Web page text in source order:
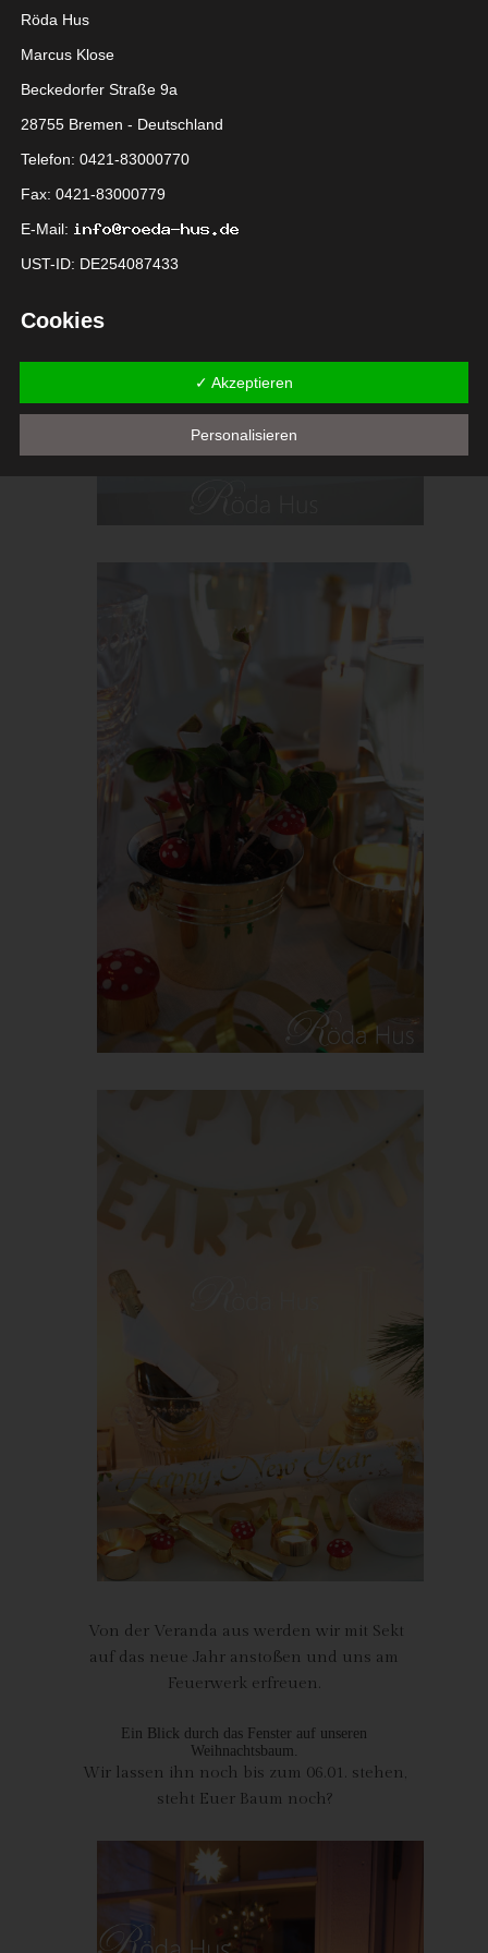
Von der Veranda aus werden wir mit Sekt
auf das neue Jahr anstoßen und uns am
Feuerwerk erfreuen.
Ein Blick durch das Fenster auf unseren
Weihnachtsbaum.
Wir lassen ihn noch bis zum 06.01. stehen,
steht Euer Baum noch?
Röda Hus
Marcus Klose
Beckedorfer Straße 9a
28755 Bremen - Deutschland
Telefon: 0421-83000770
Fax: 0421-83000779
E-Mail:
UST-ID: DE254087433
Cookies
Textdateien, welche über einen Internetbrowser auf einem
Computersystem abgelegt und gespeichert werden.
Zahlreiche Internetseiten und Server verwenden Cookies. Viele
Browser der betroffenen Person von anderen Internetbrowsern,
die andere Cookies enthalten, zu unterscheiden. Ein bestimmter
Durch den Einsatz von Cookies kann den Nutzern dieser
Internetseite nutzerfreundlichere Services bereitstellen, die ohne
die Cookie-Setzung nicht möglich wären.
Mittels eines Cookies können die Informationen und Angebote
auf unserer Internetseite im Sinne des Benutzers optimiert
werden. Cookies ermöglichen uns, wie bereits erwähnt, die
Benutzer unserer Internetseite wiederzuerkennen. Zweck dieser
Wiedererkennung ist es, den Nutzern die Verwendung unserer
Internetseite zu erleichtern. Der Benutzer einer Internetseite, die
Cookies verwendet, muss beispielsweise nicht bei jedem
Besuch der Internetseite erneut seine Zugangsdaten eingeben,
weil dies von der Internetseite und dem auf dem
Computersystem des Benutzers abgelegten Cookie
übernommen wird. Ein weiteres Beispiel ist das Cookie eines
Die betroffene Person kann die Setzung von Cookies durch
unsere Internetseite jederzeit mittels einer entsprechenden
Einstellung des genutzten Internetbrowsers verhindern und
werden. Dies ist in allen gängigen Internetbrowsern möglich.
Deaktiviert die betroffene Person die Setzung von Cookies in
dem genutzten Internetbrowser, sind unter Umständen nicht alle
Funktionen unserer Internetseite vollumfänglich nutzbar.
Erfassung von allgemeinen Daten und
Informationen
Die Internetseite erfasst mit jedem Aufruf der Internetseite durch
eine betroffene Person oder ein automatisiertes System eine
Reihe von allgemeinen Daten und Informationen. Diese
allgemeinen Daten und Informationen werden in den Logfiles
des Servers gespeichert. Erfasst werden können die (1)
zugreifenden System verwendete Betriebssystem, (3) die
Unterwebseiten, welche über ein zugreifendes System auf
die Uhrzeit eines Zugriffs auf die Internetseite, (6) eine Internet-
Protokoll-Adresse (IP-Adresse), (7) der Internet-Service-
Provider des zugreifenden Systems und (8) sonstige ähnliche
Angriffen auf unsere informationstechnologischen Systeme
Bei der Nutzung dieser allgemeinen Daten und Informationen
ziehen wird keine Rückschlüsse auf die betroffene Person.
Diese Informationen werden vielmehr benötigt, um (1) die
✓ Akzeptieren
Personalisieren